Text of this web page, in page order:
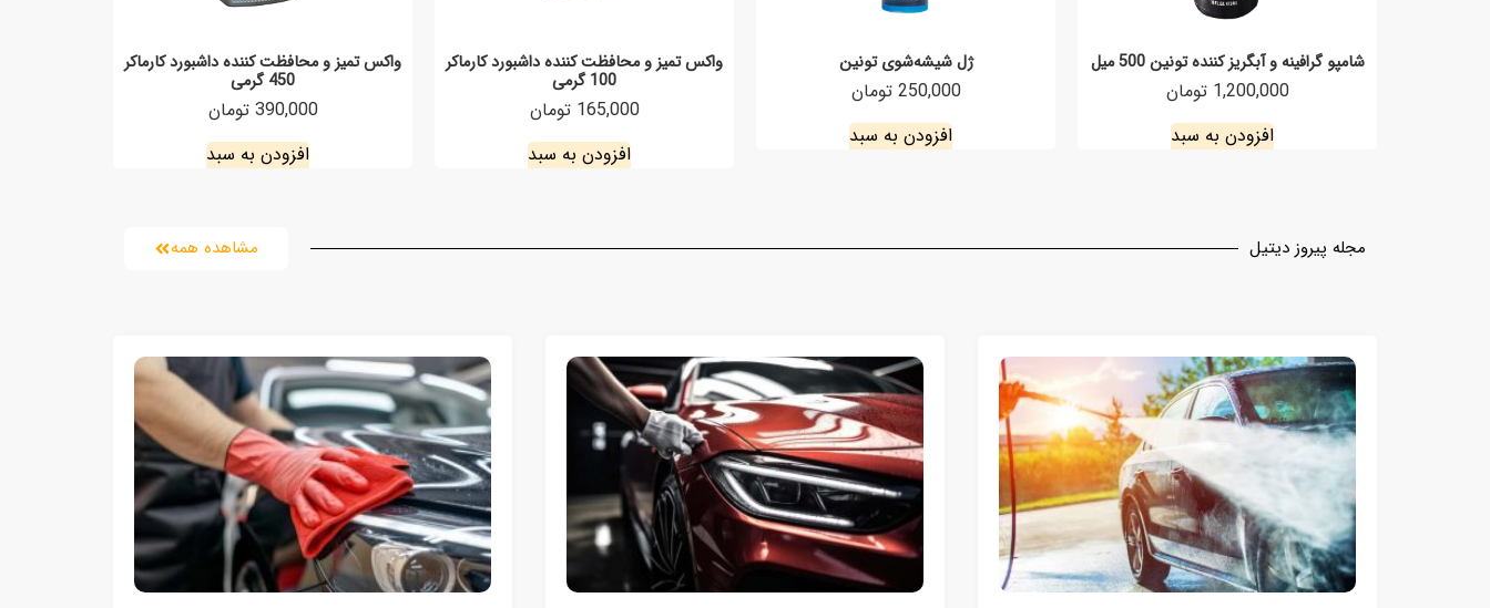
شامپو گرافینه و آبگریز کننده تونین 500 میل
1,200,000 تومان
افزودن به سبد
ژل شیشه‌شوی تونین
250,000 تومان
افزودن به سبد
واکس تمیز و محافظت کننده داشبورد کارماکر
100 گرمی
165,000 تومان
افزودن به سبد
واکس تمیز و محافظت کننده داشبورد کارماکر
450 گرمی
390,000 تومان
افزودن به سبد
مجله پیروز دیتیل مشاهده همه